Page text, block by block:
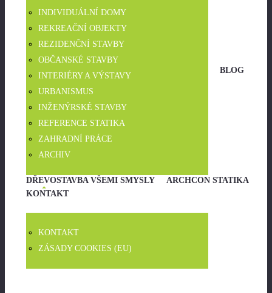
INDIVIDUÁLNÍ DOMY
REKREAČNÍ OBJEKTY
REZIDENČNÍ STAVBY
OBČANSKÉ STAVBY
INTERIÉRY A VÝSTAVY
URBANISMUS
INŽENÝRSKÉ STAVBY
REFERENCE STATIKA
ZAHRADNÍ PRÁCE
ARCHIV
BLOG
DŘEVOSTAVBA VŠEMI SMYSLY
ARCHCON STATIKA
KONTAKT
KONTAKT
ZÁSADY COOKIES (EU)